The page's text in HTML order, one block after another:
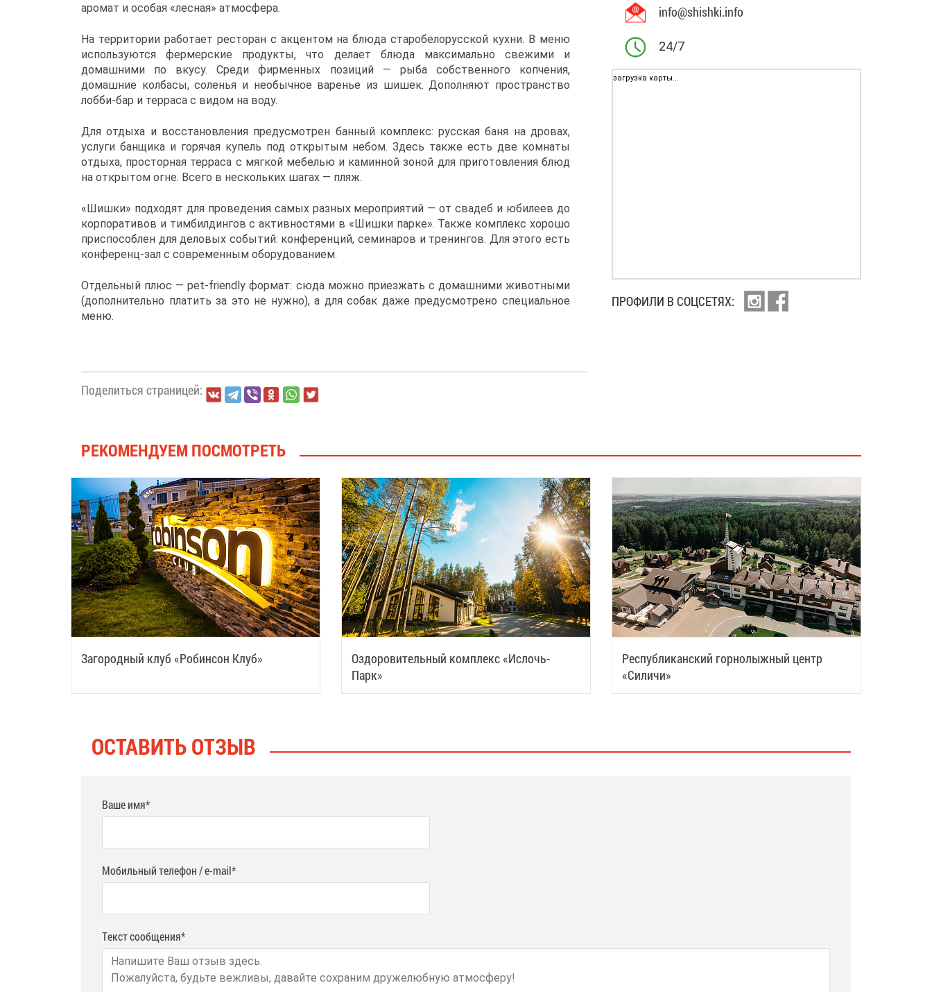
аромат и особая «лесная» атмосфера.
На территории работает ресторан с акцентом на блюда старобелорусской кухни. В меню
используются фермерские продукты, что делает блюда максимально свежими и
домашними по вкусу. Среди фирменных позиций — рыба собственного копчения,
домашние колбасы, соленья и необычное варенье из шишек. Дополняют пространство
лобби-бар и терраса с видом на воду.
Для отдыха и восстановления предусмотрен банный комплекс: русская баня на дровах,
услуги банщика и горячая купель под открытым небом. Здесь также есть две комнаты
отдыха, просторная терраса с мягкой мебелью и каминной зоной для приготовления блюд
на открытом огне. Всего в нескольких шагах — пляж.
«Шишки» подходят для проведения самых разных мероприятий — от свадеб и юбилеев до
корпоративов и тимбилдингов с активностями в «Шишки парке». Также комплекс хорошо
приспособлен для деловых событий: конференций, семинаров и тренингов. Для этого есть
конференц-зал с современным оборудованием.
Отдельный плюс — pet-friendly формат: сюда можно приезжать с домашними животными
(дополнительно платить за это не нужно), а для собак даже предусмотрено специальное
меню.
info@shishki.info
24/7
загрузка карты...
ПРОФИЛИ В СОЦСЕТЯХ:
Поделиться страницей:
РЕКОМЕНДУЕМ ПОСМОТРЕТЬ
Загородный клуб «Робинсон Клуб»
Оздоровительный комплекс «Ислочь-
Парк»
Республиканский горнолыжный центр
«Силичи»
ОСТАВИТЬ ОТЗЫВ
Ваше имя*
Мобильный телефон / e-mail*
Текст сообщения*